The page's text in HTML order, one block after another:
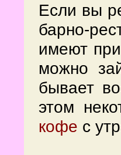
Если вы
барно-
имеют
можно
бывает
этом
кофе с